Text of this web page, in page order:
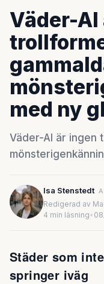
Väder-
med ny
Väder-AI är ingen
Isa Stenstedt
Redigerad av
4 min läsning•
Städer som
springer iväg